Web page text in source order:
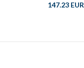
147.23 EUR